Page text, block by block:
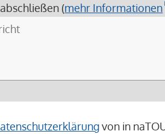
(mehr Informationen
von in